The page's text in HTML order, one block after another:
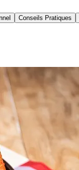
Conseils Pratiques